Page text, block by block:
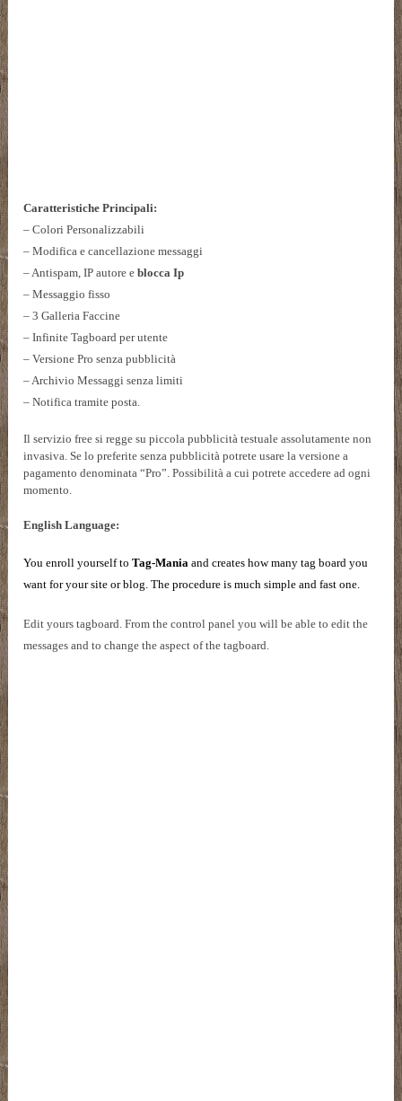
Caratteristiche Principali:
– Colori Personalizzabili
– Modifica e cancellazione messaggi
– Antispam, IP autore eblocca Ip
– Messaggio fisso
– 3 Galleria Faccine
– Infinite Tagboard per utente
– Versione Pro senza pubblicità
– Archivio Messaggi senza limiti
– Notifica tramite posta.
Il servizio free si regge su piccola pubblicità testuale assolutamente non
invasiva. Se lo preferite senza pubblicità potrete usare la versione a
pagamento denominata “Pro”. Possibilità a cui potrete accedere ad ogni
momento.
English Language:
You enroll yourself toTag-Mania and creates how many tag board you
want for your site or blog. The procedure is much simple and fast one.
Edit yours tagboard. From the control panel you will be able to edit the
messages and to change the aspect of the tagboard.